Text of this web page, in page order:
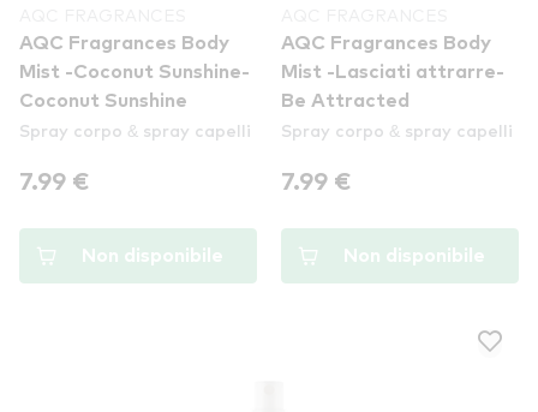
AQC Fragrances Body
Mist -Coconut Sunshine-
Coconut Sunshine
Spray corpo & spray capelli
7.99 €
Non disponibile
AQC Fragrances Body
Mist -Lasciati attrarre-
Be Attracted
Spray corpo & spray capelli
7.99 €
Non disponibile